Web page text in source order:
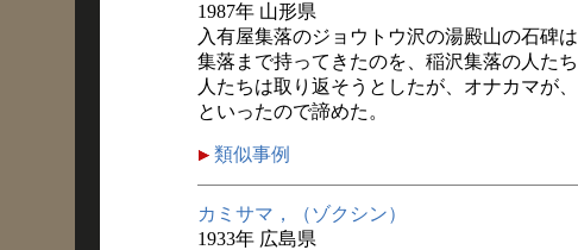
1987年 山形県
入有屋集落のジョウトウ沢の湯殿山の石碑
集落まで持ってきたのを、稲沢集落の人た
人たちは取り返そうとしたが、オナカマが
といったので諦めた。
類似事例
カミサマ，（ゾクシン）
1933年 広島県